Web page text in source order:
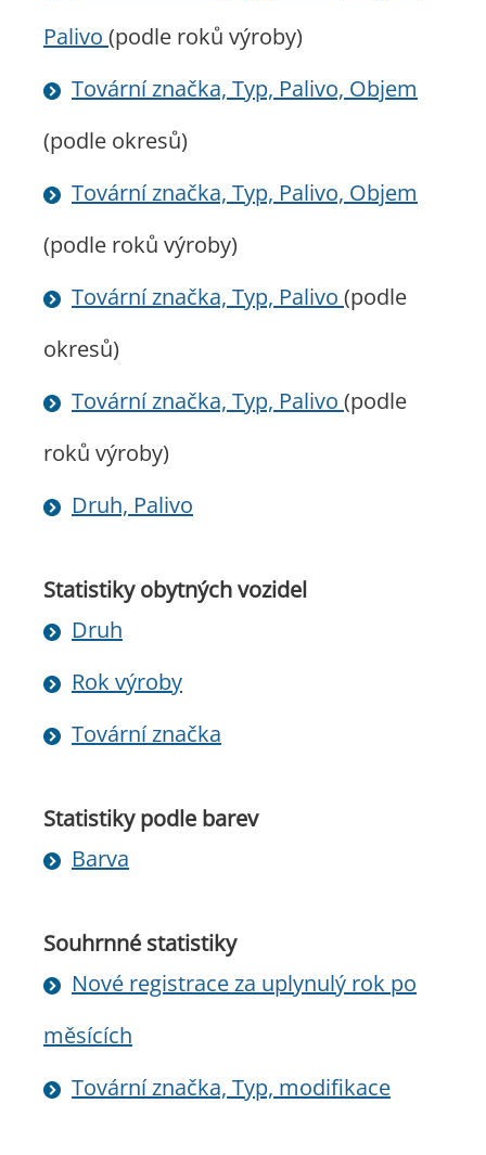
Palivo (podle roků výroby)
Tovární značka, Typ, Palivo, Objem
(podle okresů)
Tovární značka, Typ, Palivo, Objem
(podle roků výroby)
Tovární značka, Typ, Palivo (podle
okresů)
Tovární značka, Typ, Palivo (podle
roků výroby)
Druh, Palivo
Statistiky obytných vozidel
Druh
Rok výroby
Tovární značka
Statistiky podle barev
Barva
Souhrnné statistiky
Nové registrace za uplynulý rok po
měsících
Tovární značka, Typ, modifikace